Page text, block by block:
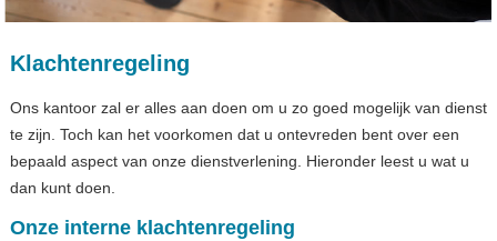
Klachtenregeling
Ons kantoor zal er alles aan doen om u zo goed mogelijk van dienst
te zijn. Toch kan het voorkomen dat u ontevreden bent over een
bepaald aspect van onze dienstverlening. Hieronder leest u wat u
dan kunt doen.
Onze interne klachtenregeling